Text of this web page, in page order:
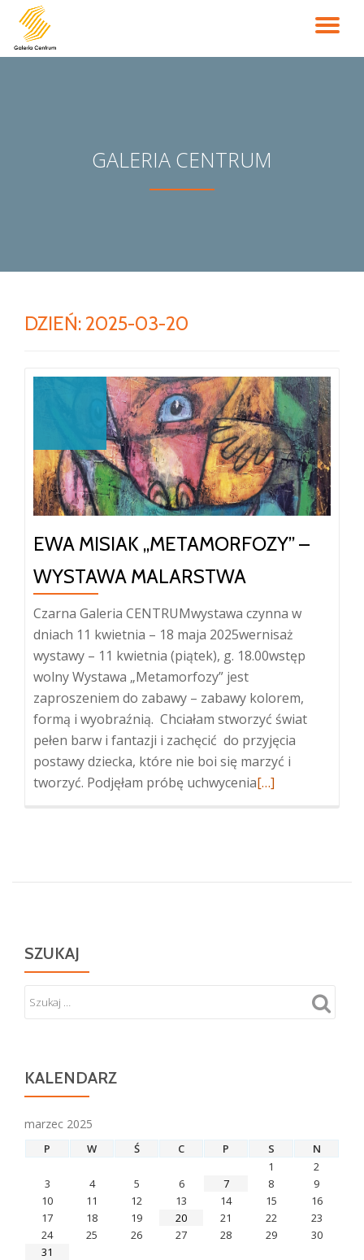
Przejdź
do
GALERIA CENTRUM
DZIEŃ: 2025-03-20
EWA MISIAK „METAMORFOZY” –
WYSTAWA MALARSTWA
Czarna Galeria CENTRUMwystawa czynna w
dniach 11 kwietnia – 18 maja 2025wernisaż
wystawy – 11 kwietnia (piątek), g. 18.00wstęp
wolny Wystawa „Metamorfozy” jest
zaproszeniem do zabawy – zabawy kolorem,
formą i wyobraźnią. Chciałam stworzyć świat
pełen barw i fantazji i zachęcić do przyjęcia
postawy dziecka, które nie boi się marzyć i
tworzyć. Podjęłam próbę uchwyceniaWięcej
wystawa
[…]
SZUKAJ
KALENDARZ
marzec 2025
P W Ś C P S
N
1
2
3
4 5 6 7 8
9
10
11 12 13 14 15
16
17
18 19 20 21 22
23
24
25 26 27 28 29
30
31